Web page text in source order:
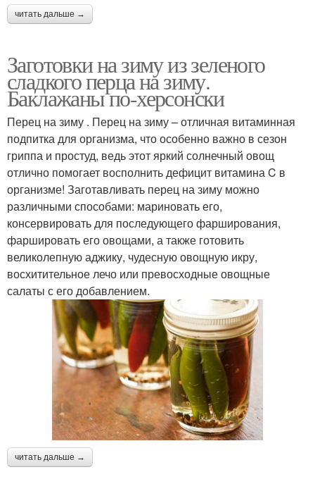
читать дальше →
Заготовки на зиму из зеленого
сладкого перца на зиму.
Баклажаны по-херсонски
Перец на зиму . Перец на зиму – отличная витаминная
подпитка для организма, что особенно важно в сезон
гриппа и простуд, ведь этот яркий солнечный овощ
отлично помогает восполнить дефицит витамина C в
организме! Заготавливать перец на зиму можно
различными способами: мариновать его,
консервировать для последующего фарширования,
фаршировать его овощами, а также готовить
великолепную аджику, чудесную овощную икру,
восхитительное лечо или превосходные овощные
салаты с его добавлением.
читать дальше →